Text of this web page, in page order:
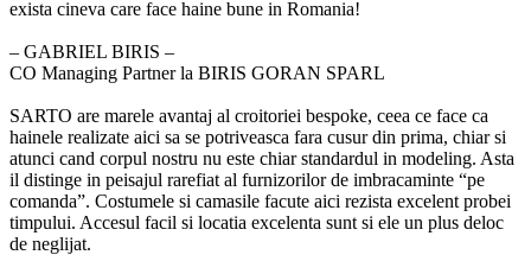
exista cineva care face haine bune in Romania!
‒ GABRIEL BIRIS –
CO Managing Partner la BIRIS GORAN SPARL
SARTO are marele avantaj al croitoriei bespoke, ceea ce face ca
hainele realizate aici sa se potriveasca fara cusur din prima, chiar si
atunci cand corpul nostru nu este chiar standardul in modeling. Asta
il distinge in peisajul rarefiat al furnizorilor de imbracaminte “pe
comanda”. Costumele si camasile facute aici rezista excelent probei
timpului. Accesul facil si locatia excelenta sunt si ele un plus deloc
de neglijat.